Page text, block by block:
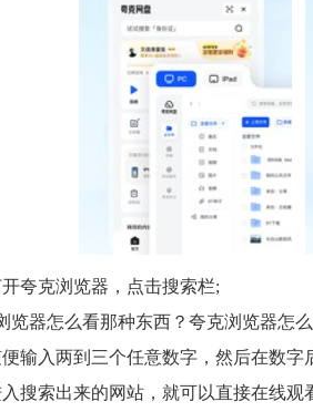
夸克浏览器，点击搜索栏;
览器怎么看那种东西？夸克浏览器怎么
输入两到三个任意数字，然后在数字
搜索出来的网站，就可以直接在线观